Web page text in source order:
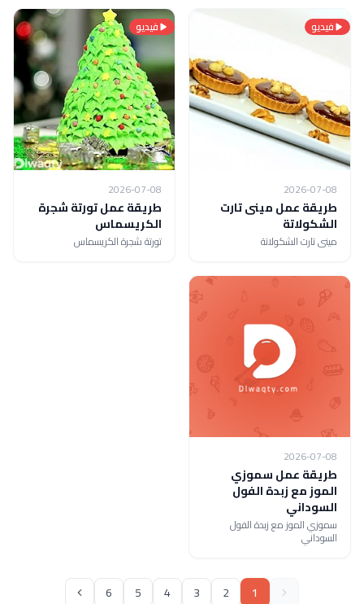
فيديو
2026-07-08
طريقة عمل مينى تارت
الشكولاتة
مينى تارت الشكولاتة
فيديو
2026-07-08
طريقة عمل تورتة شجرة
الكريسماس
تورتة شجرة الكريسماس
2026-07-08
طريقة عمل سموزي
الموز مع زبدة الفول
السوداني
سموزي الموز مع زبدة الفول
السوداني
1
2
3
4
5
6